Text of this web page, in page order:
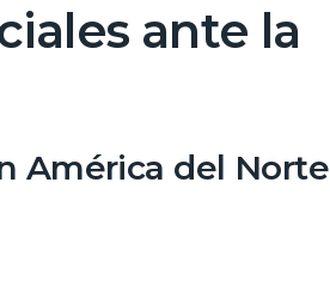
ante la
América del Norte